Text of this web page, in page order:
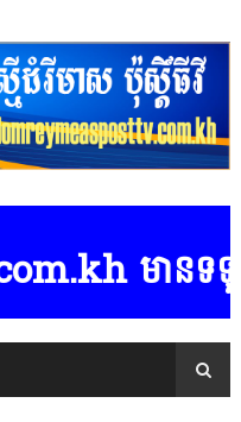
ានទទួលផ្ស